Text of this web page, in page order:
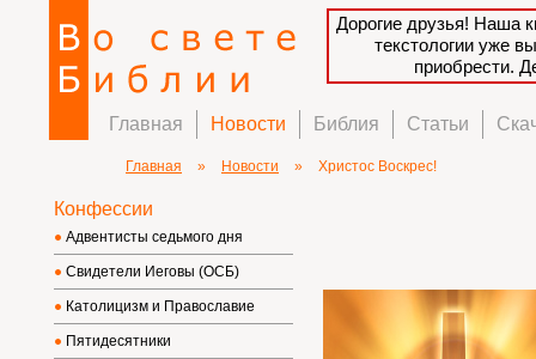
Дорогие друзья! Наша
текстологии уже
приобрести.
Главная Новости Библия Статьи
Главная » Новости » Христос Воскрес!
Конфессии
Адвентисты седьмого дня
Свидетели Иеговы (ОСБ)
Католицизм и Православие
Пятидесятники